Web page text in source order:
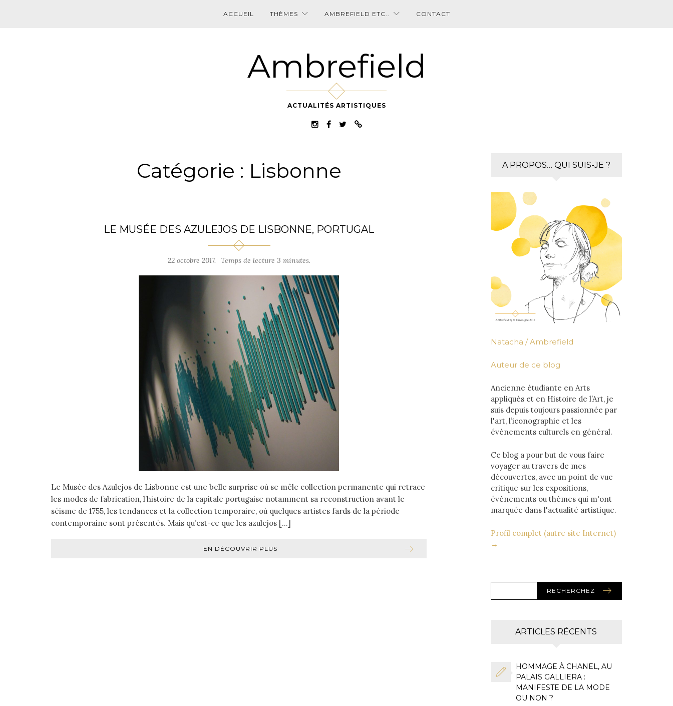
ACCUEIL THÈMES AMBREFIELD ETC.. CONTACT
Ambrefield
ACTUALITÉS ARTISTIQUES
Catégorie : Lisbonne
LE MUSÉE DES AZULEJOS DE LISBONNE, PORTUGAL
22 octobre 2017. Temps de lecture 3 minutes.
Le Musée des Azulejos de Lisbonne est une belle surprise où se mêle collection permanente qui retrace
les modes de fabrication, l’histoire de la capitale portugaise notamment sa reconstruction avant le
séisme de 1755, les tendances et la collection temporaire, où quelques artistes fards de la période
contemporaine sont présentés. Mais qu’est-ce que les azulejos […]
EN DÉCOUVRIR PLUS
A PROPOS… QUI SUIS-JE ?
Natacha / Ambrefield
Auteur de ce blog
Ancienne étudiante en Arts
appliqués et en Histoire de l’Art, je
suis depuis toujours passionnée par
l'art, l’iconographie et les
événements culturels en général.
Ce blog a pour but de vous faire
voyager au travers de mes
découvertes, avec un point de vue
critique sur les expositions,
événements ou thèmes qui m'ont
marquée dans l'actualité artistique.
Profil complet (autre site Internet)
→
RECHERCHEZ
ARTICLES RÉCENTS
HOMMAGE À CHANEL, AU
PALAIS GALLIERA :
MANIFESTE DE LA MODE
OU NON ?